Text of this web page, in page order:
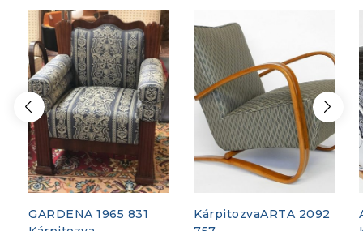
GARDENA 1965 831
KárpitozvaARTA 2092